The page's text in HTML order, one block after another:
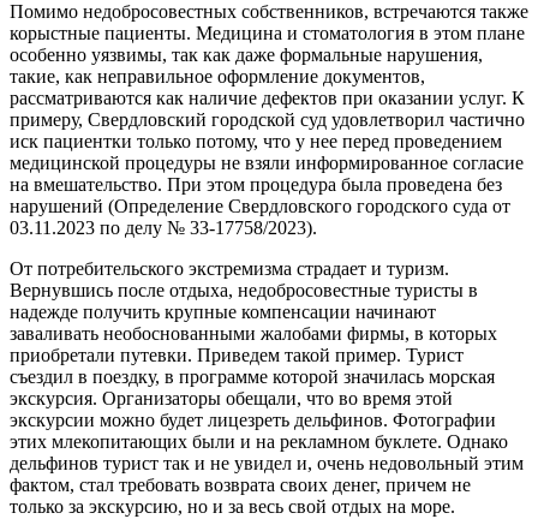
Помимо недобросовестных собственников, встречаются также
корыстные пациенты. Медицина и стоматология в этом плане
особенно уязвимы, так как даже формальные нарушения,
такие, как неправильное оформление документов,
рассматриваются как наличие дефектов при оказании услуг. К
примеру, Свердловский городской суд удовлетворил частично
иск пациентки только потому, что у нее перед проведением
медицинской процедуры не взяли информированное согласие
на вмешательство. При этом процедура была проведена без
нарушений (Определение Свердловского городского суда от
03.11.2023 по делу № 33-17758/2023).
От потребительского экстремизма страдает и туризм.
Вернувшись после отдыха, недобросовестные туристы в
надежде получить крупные компенсации начинают
заваливать необоснованными жалобами фирмы, в которых
приобретали путевки. Приведем такой пример. Турист
съездил в поездку, в программе которой значилась морская
экскурсия. Организаторы обещали, что во время этой
экскурсии можно будет лицезреть дельфинов. Фотографии
этих млекопитающих были и на рекламном буклете. Однако
дельфинов турист так и не увидел и, очень недовольный этим
фактом, стал требовать возврата своих денег, причем не
только за экскурсию, но и за весь свой отдых на море.